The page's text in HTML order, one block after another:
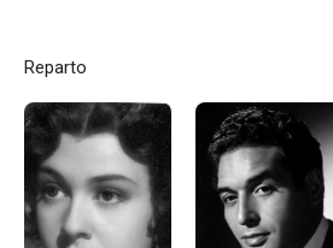
Reparto